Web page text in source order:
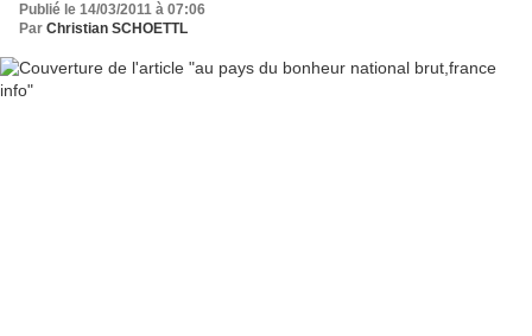
Publié le 14/03/2011 à 07:06
Par Christian SCHOETTL